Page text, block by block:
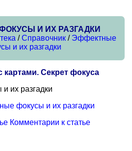
И ИХ РАЗГАДКИ
/Справочник/ Эффектные
и их разгадки
картами. Секрет фокуса
фокусы и их разгадки
Комментарии к статье